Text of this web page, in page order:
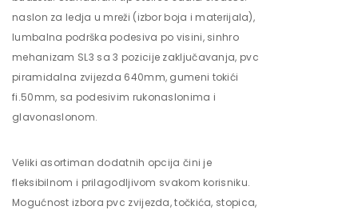
naslon za ledja u mreži (izbor boja i materijala),
lumbalna podrška podesiva po visini, sinhro
mehanizam SL3 sa 3 pozicije zaključavanja, pvc
piramidalna zvijezda 640mm, gumeni tokići
fi.50mm, sa podesivim rukonaslonima i
glavonaslonom.
Veliki asortiman dodatnih opcija čini je
fleksibilnom i prilagodljivom svakom korisniku.
Mogućnost izbora pvc zvijezda, točkića, stopica,